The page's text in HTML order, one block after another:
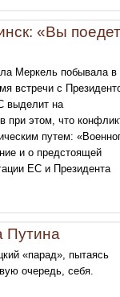
«Вы
Меркель побывала в
встречи с
выделит на
при этом, что
путем:
и о предстоящей
ЕС и Президента
Путина
«парад», пытаясь
очередь, себя.